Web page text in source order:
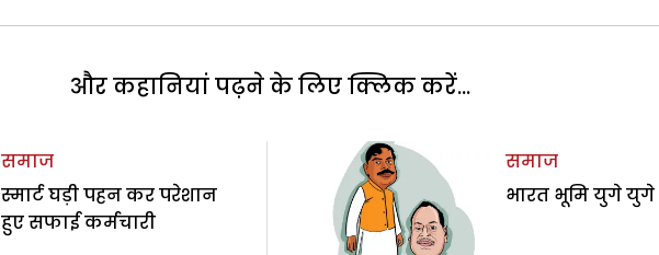
और कहानियां पढ़ने के लिए क्लिक करें...
समाज
स्मार्ट घड़ी पहन कर परेशान
हुए सफाई कर्मचारी
समाज
भारत भूमि युगे युगे